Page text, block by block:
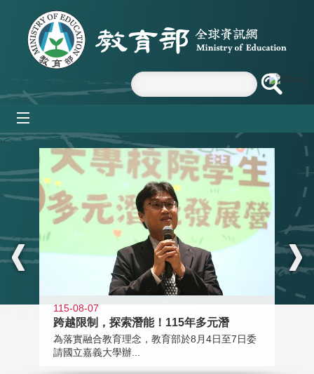
跳到主要內容區塊
:::
115-08-07
跨越限制，探索潛能！115年多元潛
為落實融合教育理念，教育部於8月4日至7日委
請國立嘉義大學辦...